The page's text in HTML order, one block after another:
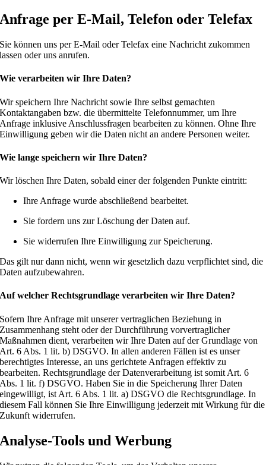
Anfrage per E-Mail, Telefon oder Telefax
Sie können uns per E-Mail oder Telefax eine Nachricht zukommen
lassen oder uns anrufen.
Wie verarbeiten wir Ihre Daten?
Wir speichern Ihre Nachricht sowie Ihre selbst gemachten
Kontaktangaben bzw. die übermittelte Telefonnummer, um Ihre
Anfrage inklusive Anschlussfragen bearbeiten zu können. Ohne Ihre
Einwilligung geben wir die Daten nicht an andere Personen weiter.
Wie lange speichern wir Ihre Daten?
Wir löschen Ihre Daten, sobald einer der folgenden Punkte eintritt:
Ihre Anfrage wurde abschließend bearbeitet.
Sie fordern uns zur Löschung der Daten auf.
Sie widerrufen Ihre Einwilligung zur Speicherung.
Das gilt nur dann nicht, wenn wir gesetzlich dazu verpflichtet sind, die
Daten aufzubewahren.
Auf welcher Rechtsgrundlage verarbeiten wir Ihre Daten?
Sofern Ihre Anfrage mit unserer vertraglichen Beziehung in
Zusammenhang steht oder der Durchführung vorvertraglicher
Maßnahmen dient, verarbeiten wir Ihre Daten auf der Grundlage von
Art. 6 Abs. 1 lit. b) DSGVO. In allen anderen Fällen ist es unser
berechtigtes Interesse, an uns gerichtete Anfragen effektiv zu
bearbeiten. Rechtsgrundlage der Datenverarbeitung ist somit Art. 6
Abs. 1 lit. f) DSGVO. Haben Sie in die Speicherung Ihrer Daten
eingewilligt, ist Art. 6 Abs. 1 lit. a) DSGVO die Rechtsgrundlage. In
diesem Fall können Sie Ihre Einwilligung jederzeit mit Wirkung für die
Zukunft widerrufen.
Analyse-Tools und Werbung